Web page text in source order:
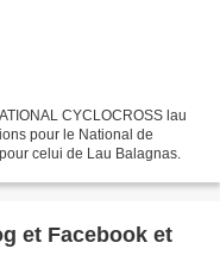
CYCLOCROSS lau
pour le National de
celui de Lau Balagnas.